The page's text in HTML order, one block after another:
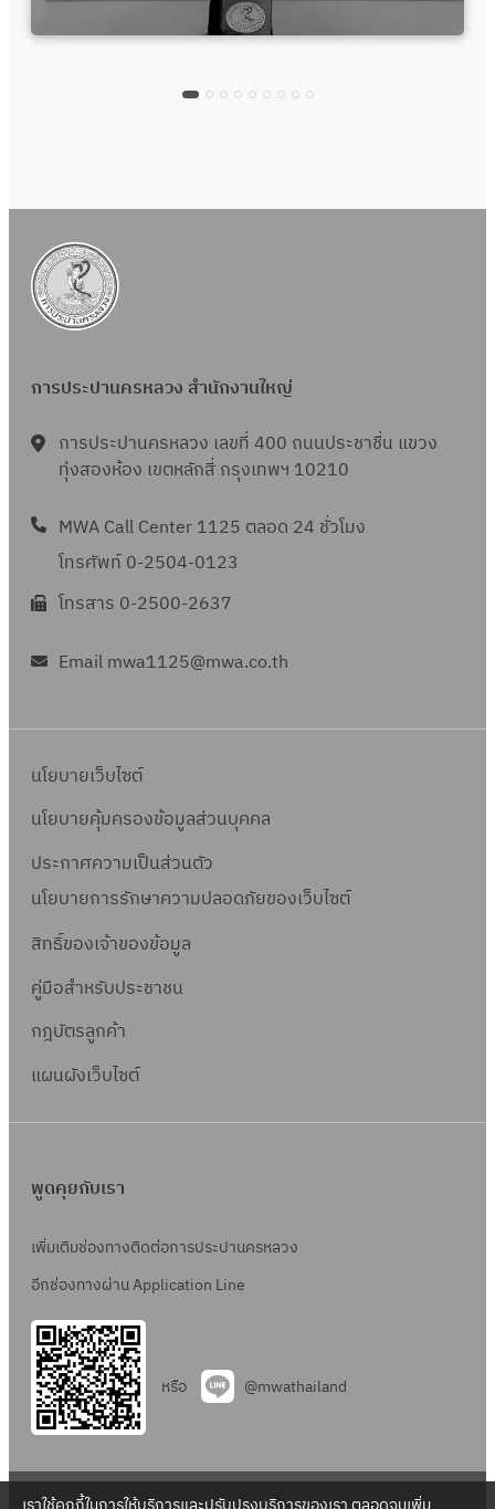
การประปานครหลวง สำนักงานใหญ่
การประปานครหลวง เลขที่ 400 ถนนประชาชื่น แขวง
ทุ่งสองห้อง เขตหลักสี่ กรุงเทพฯ 10210
MWA Call Center 1125 ตลอด 24 ชั่วโมง
โทรศัพท์ 0-2504-0123
โทรสาร 0-2500-2637
Email mwa1125@mwa.co.th
นโยบายเว็บไซต์
นโยบายคุ้มครองข้อมูลส่วนบุคคล
ประกาศความเป็นส่วนตัว
นโยบายการรักษาความปลอดภัยของเว็บไซต์
สิทธิ์ของเจ้าของข้อมูล
คู่มือสำหรับประชาชน
กฎบัตรลูกค้า
แผนผังเว็บไซต์
พูดคุยกับเรา
เพิ่มเติมช่องทางติดต่อการประปานครหลวง
อีกช่องทางผ่าน Application Line
หรือ @mwathailand